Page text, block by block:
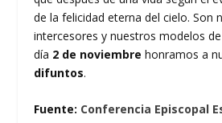
de la felicidad eterna del cielo. Son
intercesores y nuestros modelos
día 2 de noviembre honramos a
difuntos.
Fuente: Conferencia Episcopal